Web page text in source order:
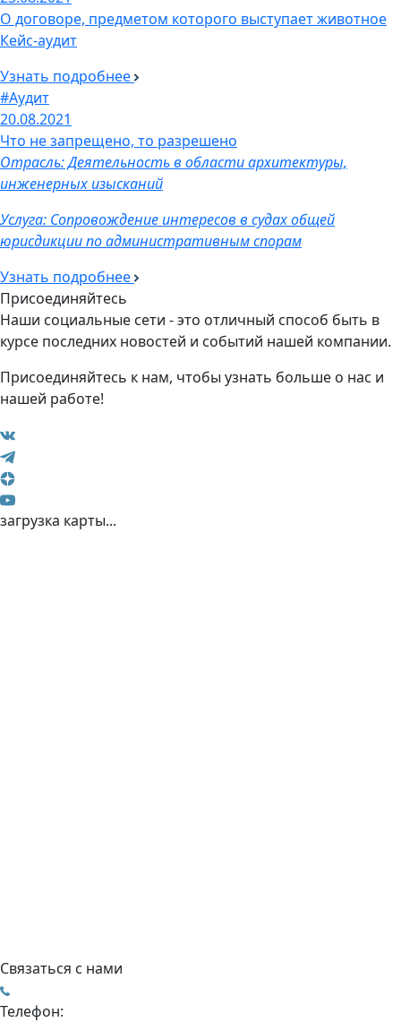
О договоре, предметом которого выступает животное
Кейс-аудит
Узнать подробнее
#Аудит
20.08.2021
Что не запрещено, то разрешено
Отрасль: Деятельность в области архитектуры,
инженерных изысканий
Услуга: Сопровождение интересов в судах общей
юрисдикции по административным спорам
Узнать подробнее
Присоединяйтесь
Наши социальные сети - это отличный способ быть в
курсе последних новостей и событий нашей компании.
Присоединяйтесь к нам, чтобы узнать больше о нас и
нашей работе!
загрузка карты...
Связаться с нами
Телефон: